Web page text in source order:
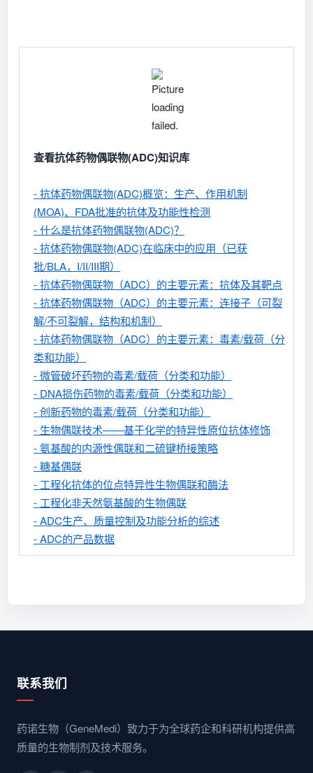
查看抗体药物偶联物(ADC)知识库
- 抗体药物偶联物(ADC)概览：生产、作用机制
(MOA)、FDA批准的抗体及功能性检测
- 什么是抗体药物偶联物(ADC)？
- 抗体药物偶联物(ADC)在临床中的应用（已获
批/BLA，I/II/III期）
- 抗体药物偶联物（ADC）的主要元素：抗体及其靶点
- 抗体药物偶联物（ADC）的主要元素：连接子（可裂
解/不可裂解，结构和机制）
- 抗体药物偶联物（ADC）的主要元素：毒素/载荷（分
类和功能）
- 微管破坏药物的毒素/载荷（分类和功能）
- DNA损伤药物的毒素/载荷（分类和功能）
- 创新药物的毒素/载荷（分类和功能）
- 生物偶联技术——基于化学的特异性原位抗体修饰
- 氨基酸的内源性偶联和二硫键桥接策略
- 糖基偶联
- 工程化抗体的位点特异性生物偶联和酶法
- 工程化非天然氨基酸的生物偶联
- ADC生产、质量控制及功能分析的综述
- ADC的产品数据
联系我们
药诺生物（GeneMedi）致力于为全球药企和科研机构提供高
质量的生物制剂及技术服务。